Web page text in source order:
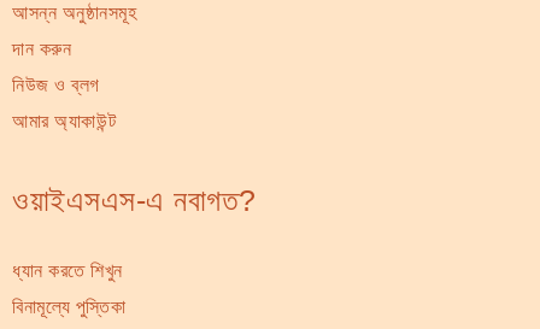
আসন্ন অনুষ্ঠানসমূহ
দান করুন
নিউজ ও ব্লগ
আমার অ্যাকাউন্ট
ওয়াইএসএস-এ নবাগত?
ধ্যান করতে শিখুন
বিনামূল্যে পুস্তিকা